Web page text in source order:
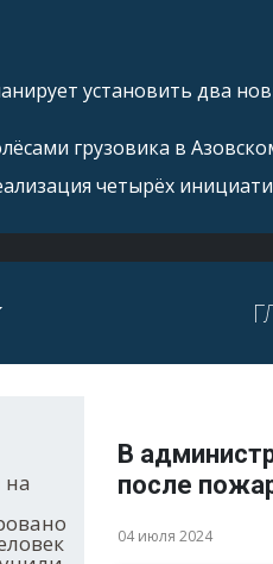
установить два
грузовика в
четырёх
В
после
04 июля 2024